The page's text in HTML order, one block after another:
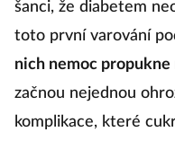
šanci, že diabetem
toto první varování
nich nemoc propukne
začnou nejednou
komplikace, které